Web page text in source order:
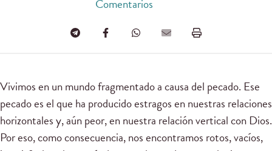
Comentarios
Vivimos en un mundo fragmentado a causa del pecado. Ese
pecado es el que ha producido estragos en nuestras relaciones
horizontales y, aún peor, en nuestra relación vertical con Dios.
Por eso, como consecuencia, nos encontramos rotos, vacíos,